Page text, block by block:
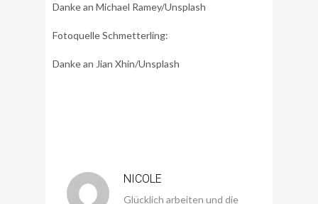
Danke an Michael Ramey/Unsplash
Fotoquelle Schmetterling:
Danke an Jian Xhin/Unsplash
NICOLE
Glücklich arbeiten und die